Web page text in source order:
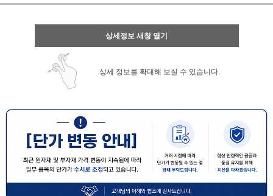
상세정보 새창 열기
상세 정보를 확대해 보실 수 있습니다.